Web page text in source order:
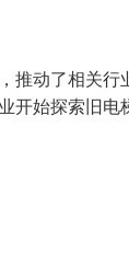
推动了相关
开始探索旧